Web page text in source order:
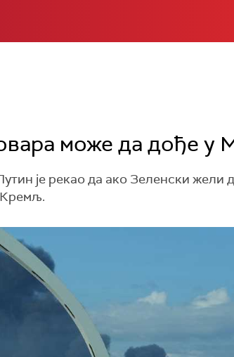
може да дође у
је рекао да ако Зеленски жели
Кремљ.